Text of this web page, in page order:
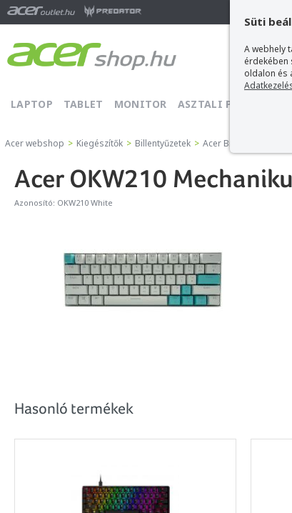
Süti
A webhely
érdekében
oldalon és
LAPTOP TABLET MONITOR ASZTALI PC
Acer webshop > Kiegészítők > Billentyűzetek > Acer Billentyűzetek
Acer OKW210
Azonosító: OKW210 White
Hasonló termékek